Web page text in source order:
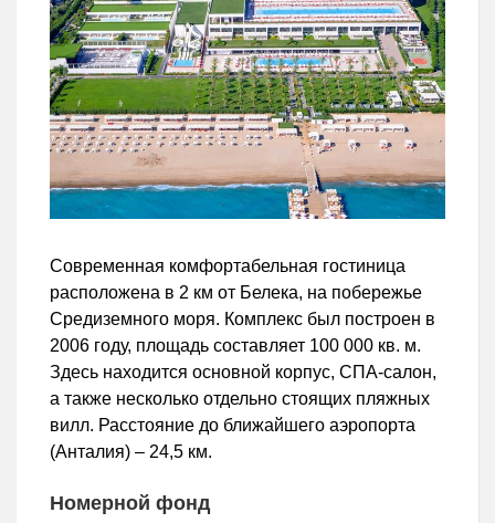
Современная комфортабельная гостиница
расположена в 2 км от Белека, на побережье
Средиземного моря. Комплекс был построен в
2006 году, площадь составляет 100 000 кв. м.
Здесь находится основной корпус, СПА-салон,
а также несколько отдельно стоящих пляжных
вилл. Расстояние до ближайшего аэропорта
(Анталия) – 24,5 км.
Номерной фонд